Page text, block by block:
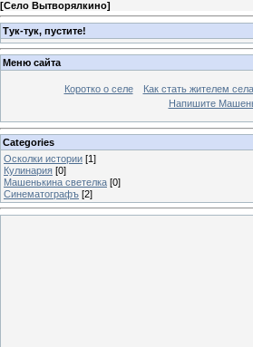
[Село Вытворялкино]
Тук-тук, пустите!
Меню сайта
Коротко о селе Как стать жителем села
Напишите
Categories
Осколки истории [1]
Кулинария [0]
Машенькина светелка [0]
Синематографъ [2]